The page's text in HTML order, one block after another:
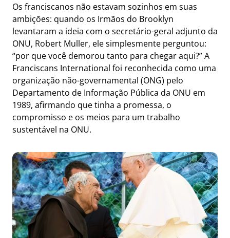
Os franciscanos não estavam sozinhos em suas
ambições: quando os Irmãos do Brooklyn
levantaram a ideia com o secretário-geral adjunto da
ONU, Robert Muller, ele simplesmente perguntou:
“por que você demorou tanto para chegar aqui?” A
Franciscans International foi reconhecida como uma
organização não-governamental (ONG) pelo
Departamento de Informação Pública da ONU em
1989, afirmando que tinha a promessa, o
compromisso e os meios para um trabalho
sustentável na ONU.